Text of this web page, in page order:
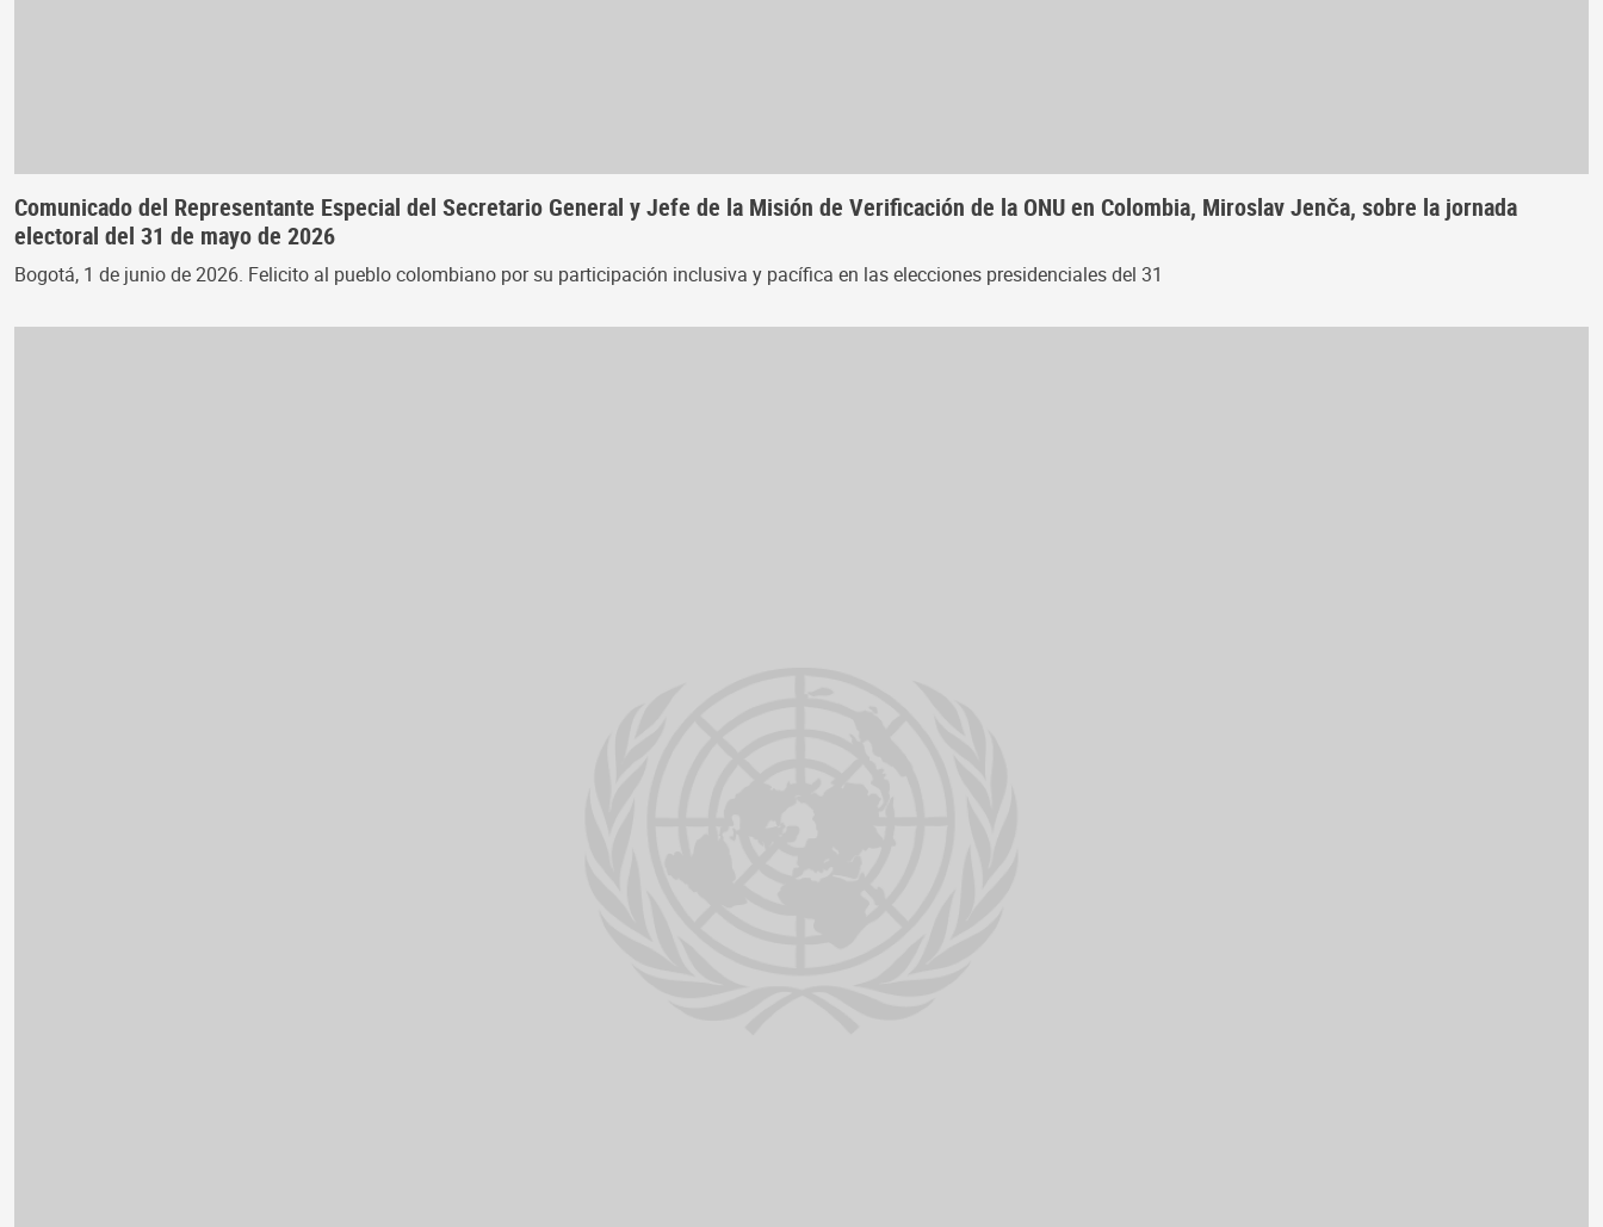
Comunicado del Representante Especial del Secretario General y Jefe de la Misión de Verificación de la ONU en Colombia, Miroslav Jenča, sobre la jornada
electoral del 31 de mayo de 2026
Bogotá, 1 de junio de 2026. Felicito al pueblo colombiano por su participación inclusiva y pacífica en las elecciones presidenciales del 31